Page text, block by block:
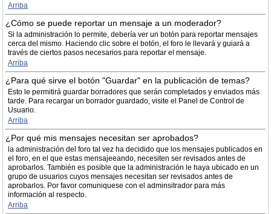
Arriba
¿Cómo se puede reportar un mensaje a un moderador?
Si la administración lo permite, debería ver un botón para reportar mensajes
cerca del mismo. Haciendo clic sobre el botón, el foro le llevará y guiará a
través de ciertos pasos necesarios para reportar el mensaje.
Arriba
¿Para qué sirve el botón "Guardar" en la publicación de temas?
Esto le permitirá guardar borradores que serán completados y enviados más
tarde. Para recargar un borrador guardado, visite el Panel de Control de
Usuario.
Arriba
¿Por qué mis mensajes necesitan ser aprobados?
la administración del foro tal vez ha decidido que los mensajes publicados en
el foro, en el que estas mensajeeando, necesiten ser revisados antes de
aprobarlos. También es posible que la administración le haya ubicado en un
grupo de usuarios cuyos mensajes necesitan ser revisados antes de
aprobarlos. Por favor comuniquese con el adminsitrador para más
información al respecto.
Arriba